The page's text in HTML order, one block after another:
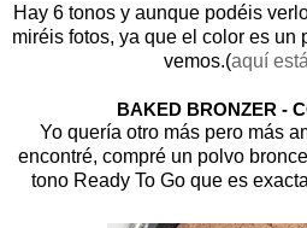
Hay 6 tonos y aunque podéis
miréis fotos, ya que el color es un
vemos.(aquí
BAKED BRONZER -
Yo quería otro más pero más
encontré, compré un polvo
tono Ready To Go que es